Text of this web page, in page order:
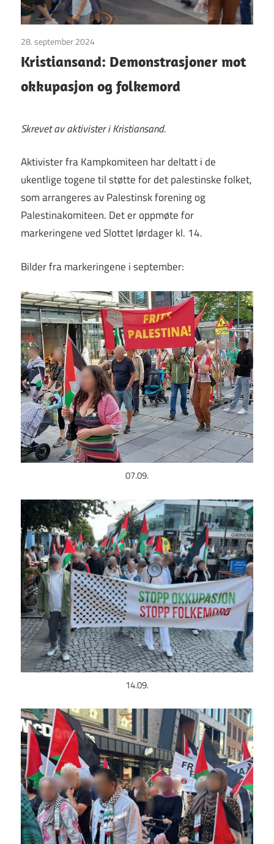
28. september 2024
Kristiansand: Demonstrasjoner mot
okkupasjon og folkemord
Skrevet av aktivister i Kristiansand.
Aktivister fra Kampkomiteen har deltatt i de
ukentlige togene til støtte for det palestinske folket,
som arrangeres av Palestinsk forening og
Palestinakomiteen. Det er oppmøte for
markeringene ved Slottet lørdager kl. 14.
Bilder fra markeringene i september:
07.09.
14.09.